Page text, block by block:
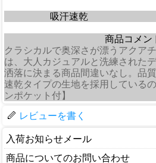
吸汗速乾
商品コメン
クラシカルで奥深さが漂うアクア
は、大人カジュアルと洗練された
洒落に決まる商品間違いなし。品
速乾タイプの生地を採用している
ンポケット付】
レビューを書く
入荷お知らせメール
商品についてのお問い合わせ